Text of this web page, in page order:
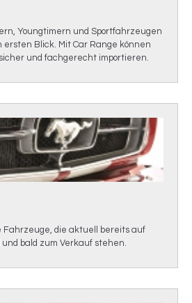
Youngtimern und Sportfahrzeugen
ersten Blick. Mit Car Range können
und fachgerecht importieren.
Fahrzeuge, die aktuell bereits auf
bald zum Verkauf stehen.